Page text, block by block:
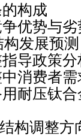
构成
势与劣
发展预测
政策分
费者需
钛合
调整方